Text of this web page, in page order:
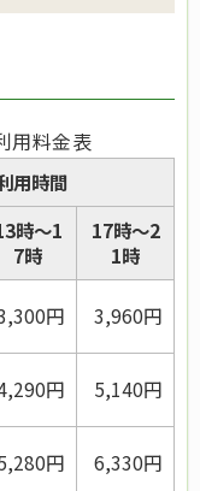
用時間
時～1
7時
17時～2
1時
用料金表
円 3,960円
円 5,140円
円 6,330円